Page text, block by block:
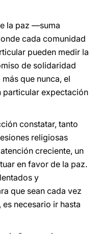
la paz —suma
cada comunidad
pueden medir la
de solidaridad
que nunca, el
particular expectación
constatar, tanto
religiosas
creciente, un
en favor de la paz.
y
que sean cada vez
necesario ir hasta